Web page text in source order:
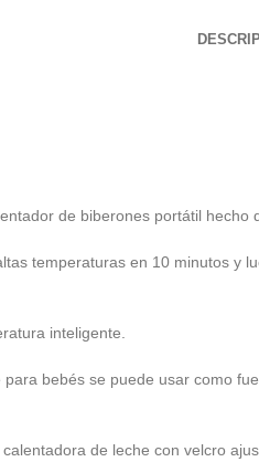
de biberones portátil hecho
temperaturas en 10 minutos
inteligente.
bebés se puede usar como
de leche con velcro